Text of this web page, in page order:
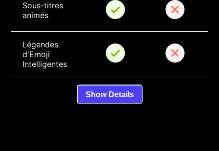
Sous-titres
animés
Légendes
d'Emoji
Intelligentes
Show Details